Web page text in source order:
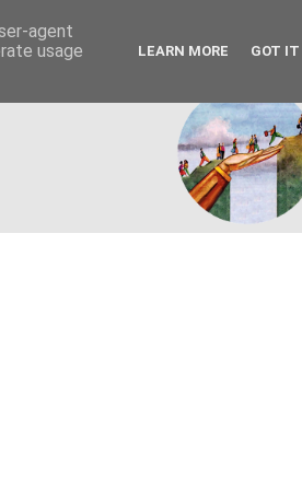
FACEBOOK
θεσμών - κοινωνίας
agent
usage
LEARN MORE GOT IT